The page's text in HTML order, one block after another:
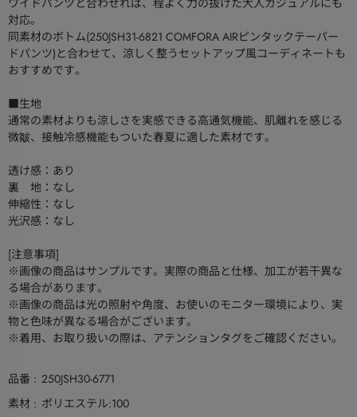
ワイドパンツと合わせれば、程よく力の抜けた大人カジュアルにも
対応。
同素材のボトム(250JSH31-6821 COMFORA AIRピンタックテーパー
ドパンツ)と合わせて、涼しく整うセットアップ風コーディネートも
おすすめです。
■生地
通常の素材よりも涼しさを実感できる高通気機能、肌離れを感じる
微皺、接触冷感機能もついた春夏に適した素材です。
透け感：あり
裏 地：なし
伸縮性：なし
光沢感：なし
[注意事項]
※画像の商品はサンプルです。実際の商品と仕様、加工が若干異な
る場合があります。
※画像の商品は光の照射や角度、お使いのモニター環境により、実
物と色味が異なる場合がございます。
※着用、お取り扱いの際は、アテンションタグをご確認ください。
品番
250JSH30-6771
素材
ポリエステル:100